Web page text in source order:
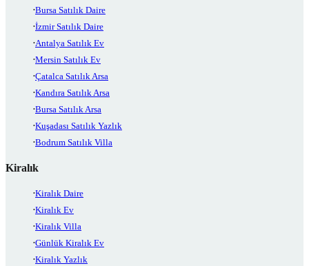
Bursa Satılık Daire
İzmir Satılık Daire
Antalya Satılık Ev
Mersin Satılık Ev
Çatalca Satılık Arsa
Kandıra Satılık Arsa
Bursa Satılık Arsa
Kuşadası Satılık Yazlık
Bodrum Satılık Villa
Kiralık
Kiralık Daire
Kiralık Ev
Kiralık Villa
Günlük Kiralık Ev
Kiralık Yazlık